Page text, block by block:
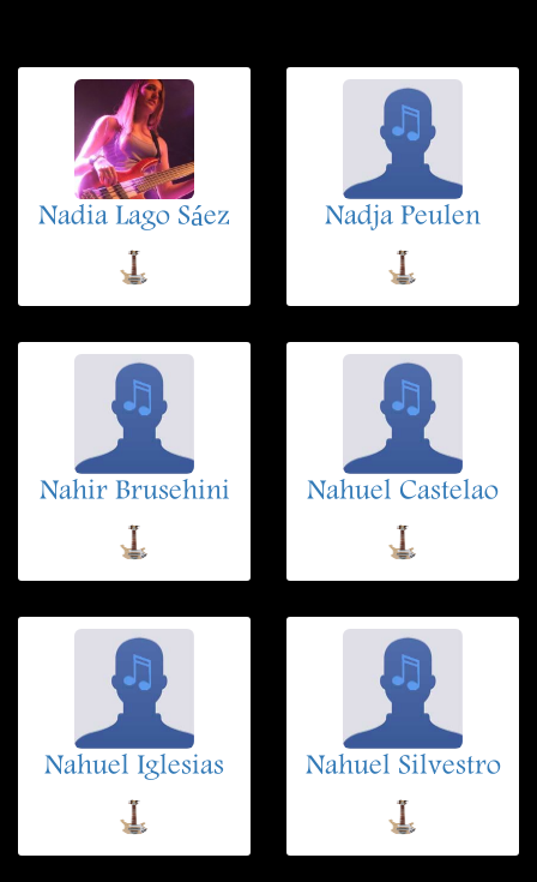
Nadia Lago Sáez Nadja Peulen
Nahir Brusehini Nahuel Castelao
Nahuel Iglesias Nahuel Silvestro